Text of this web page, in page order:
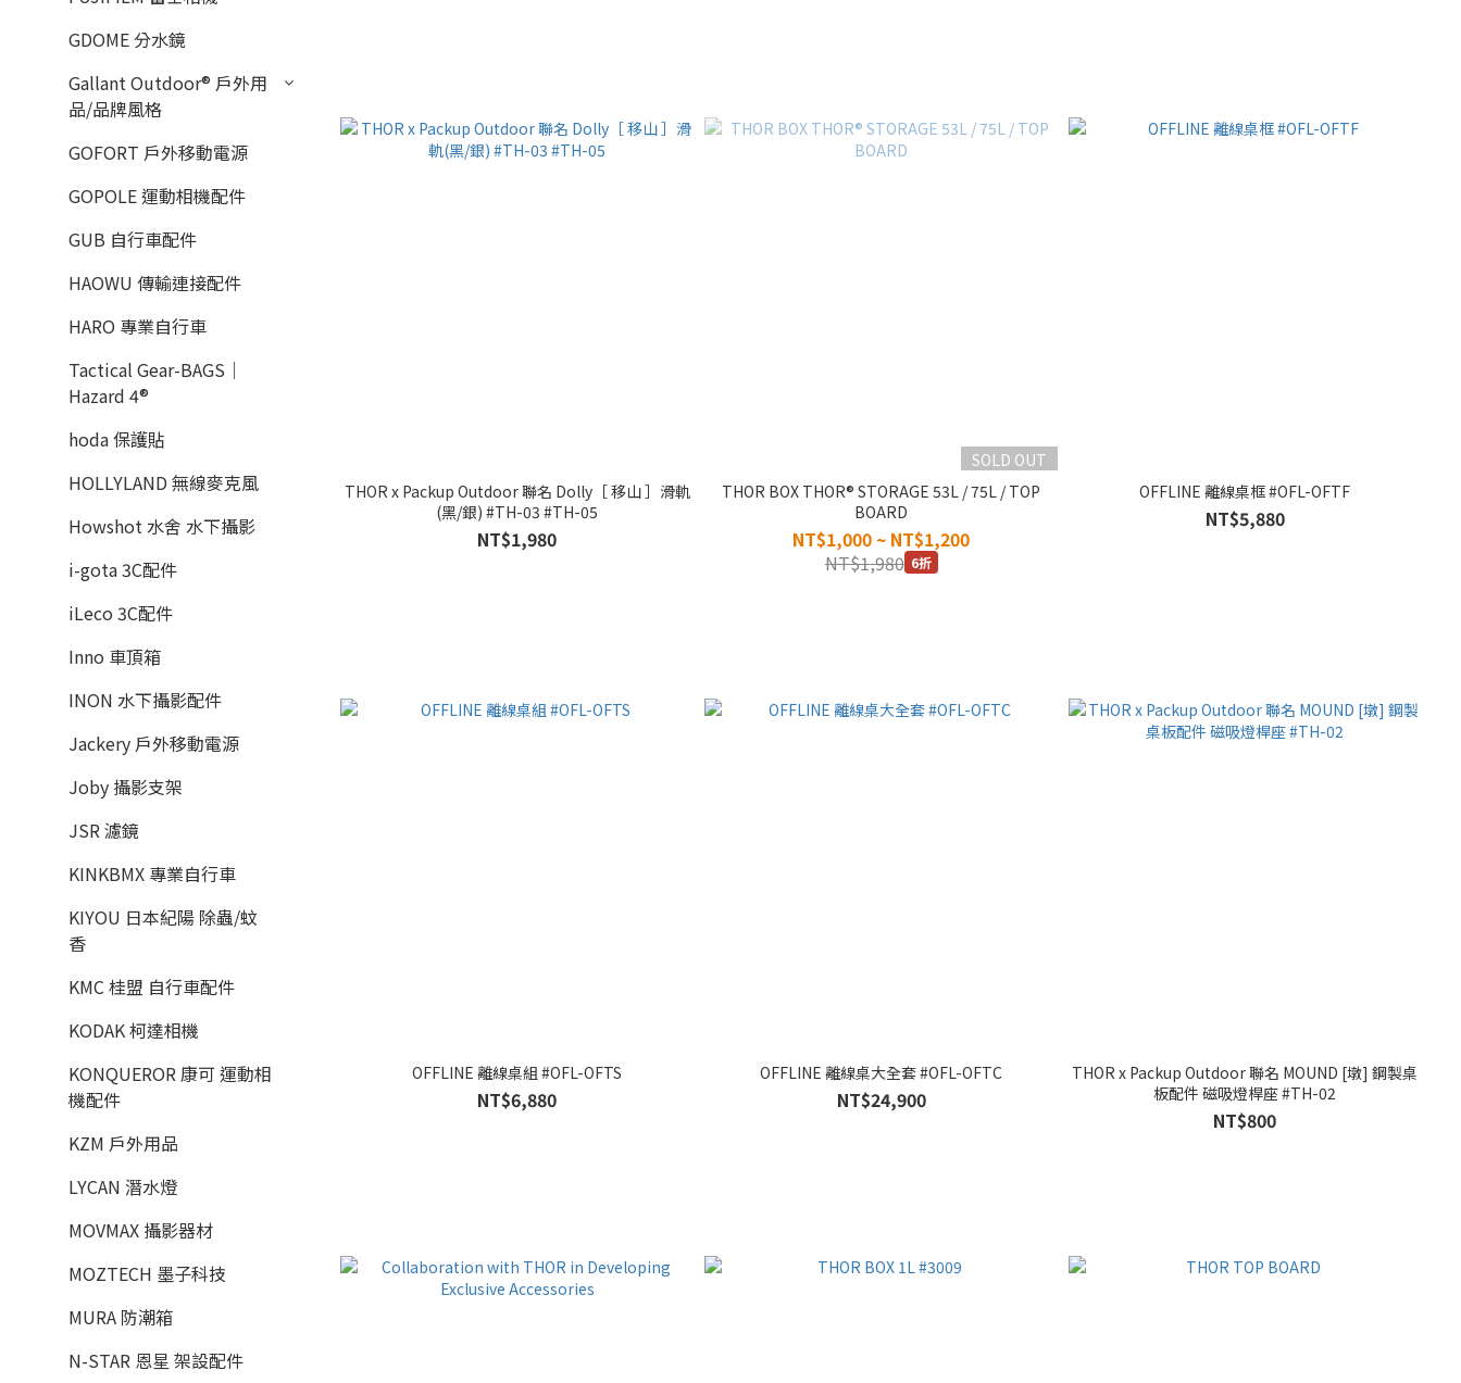
GDOME 分水鏡
Gallant Outdoor®️ 戶外用
品/品牌風格
GOFORT 戶外移動電源
GOPOLE 運動相機配件
GUB 自行車配件
HAOWU 傳輸連接配件
HARO 專業自行車
Tactical Gear-BAGS｜
Hazard 4®
hoda 保護貼
HOLLYLAND 無線麥克風
Howshot 水舍 水下攝影
i-gota 3C配件
iLeco 3C配件
Inno 車頂箱
INON 水下攝影配件
Jackery 戶外移動電源
Joby 攝影支架
JSR 濾鏡
KINKBMX 專業自行車
KIYOU 日本紀陽 除蟲/蚊
香
KMC 桂盟 自行車配件
KODAK 柯達相機
KONQUEROR 康可 運動相
機配件
KZM 戶外用品
LYCAN 潛水燈
MOVMAX 攝影器材
MOZTECH 墨子科技
MURA 防潮箱
N-STAR 恩星 架設配件
THOR x Packup Outdoor 聯名 Dolly［ 移山 ］滑軌
(黑/銀) #TH-03 #TH-05
NT$1,980
SOLD OUT
THOR BOX THOR® STORAGE 53L / 75L / TOP
BOARD
NT$1,000 ~ NT$1,200
NT$1,980 6折
OFFLINE 離線桌框 #OFL-OFTF
NT$5,880
OFFLINE 離線桌組 #OFL-OFTS
NT$6,880
OFFLINE 離線桌大全套 #OFL-OFTC
NT$24,900
THOR x Packup Outdoor 聯名 MOUND [墩] 鋼製桌
板配件 磁吸燈桿座 #TH-02
NT$800